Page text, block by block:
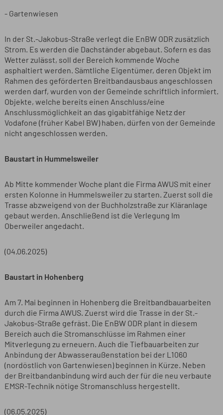
- Gartenwiesen
In der St.-Jakobus-Straße verlegt die EnBW ODR zusätzlich
Strom. Es werden die Dachständer abgebaut. Sofern es das
Wetter zulässt, soll der Bereich kommende Woche
asphaltiert werden. Sämtliche Eigentümer, deren Objekt im
Rahmen des geförderten Breitbandausbaus angeschlossen
werden darf, wurden von der Gemeinde schriftlich informiert.
Objekte, welche bereits einen Anschluss/eine
Anschlussmöglichkeit an das gigabitfähige Netz der
Vodafone (früher Kabel BW) haben, dürfen von der Gemeinde
nicht angeschlossen werden.
Baustart in Hummelsweiler
Ab Mitte kommender Woche plant die Firma AWUS mit einer
ersten Kolonne in Hummelsweiler zu starten. Zuerst soll die
Trasse abzweigend von der Buchholzstraße zur Kläranlage
gebaut werden. Anschließend ist die Verlegung Im
Oberweiler angedacht.
(04.06.2025)
Baustart in Hohenberg
Am 7. Mai beginnen in Hohenberg die Breitbandbauarbeiten
durch die Firma AWUS. Zuerst wird die Trasse in der St.-
Jakobus-Straße gefräst. Die EnBW ODR plant in diesem
Bereich auch die Stromanschlüsse im Rahmen einer
Mitverlegung zu erneuern. Auch die Tiefbauarbeiten zur
Anbindung der Abwasseraußenstation bei der L1060
(nordöstlich von Gartenwiesen) beginnen in Kürze. Neben
der Breitbandanbindung wird auch der für die neu verbaute
EMSR-Technik nötige Stromanschluss hergestellt.
(06.05.2025)